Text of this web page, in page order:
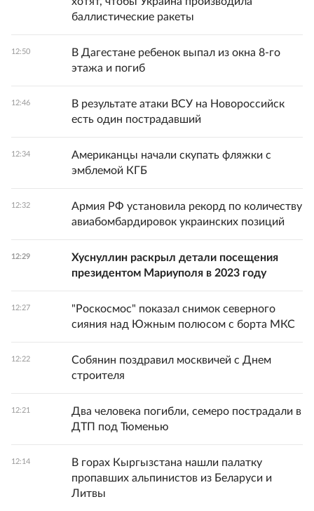
баллистические ракеты
12:50
В Дагестане ребенок выпал из окна 8-го
этажа и погиб
12:46
В результате атаки ВСУ на Новороссийск
есть один пострадавший
12:34
Американцы начали скупать фляжки с
эмблемой КГБ
12:32
Армия РФ установила рекорд по количеству
авиабомбардировок украинских позиций
12:29
Хуснуллин раскрыл детали посещения
президентом Мариуполя в 2023 году
12:27
"Роскосмос" показал снимок северного
сияния над Южным полюсом с борта МКС
12:22
Собянин поздравил москвичей с Днем
строителя
12:21
Два человека погибли, семеро пострадали в
ДТП под Тюменью
12:14
В горах Кыргызстана нашли палатку
пропавших альпинистов из Беларуси и
Литвы